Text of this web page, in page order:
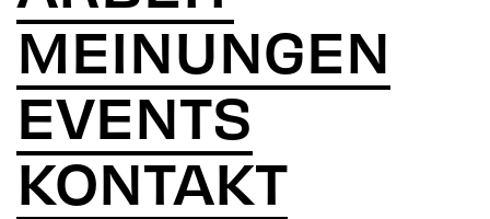
MEINUNGEN
EVENTS
KONTAKT